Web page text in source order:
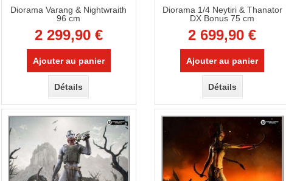
Diorama Varang & Nightwraith
96 cm
2 299,90 €
Ajouter au panier
Détails
Diorama 1/4 Neytiri & Thanator
DX Bonus 75 cm
2 699,90 €
Ajouter au panier
Détails